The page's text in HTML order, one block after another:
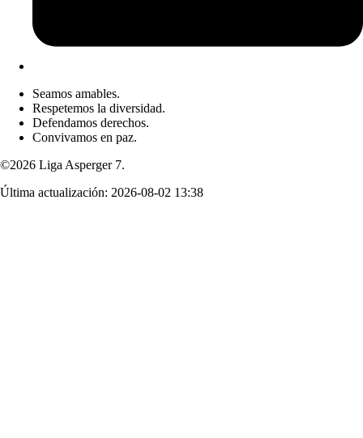
Seamos amables.
Respetemos la diversidad.
Defendamos derechos.
Convivamos en paz.
©2026 Liga Asperger 7.
Última actualización: 2026-08-02 13:38